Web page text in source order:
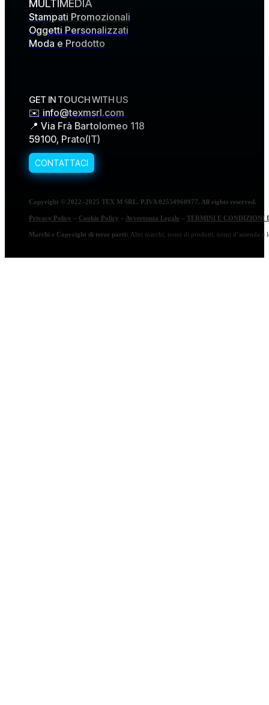
MULTIMEDIA
Stampati Promozionali
Oggetti Personalizzati
Moda e Prodotto
GET IN TOUCH WITH US
✉️ info@texmsrl.com
📍 Via Frà Bartolomeo 118
59100, Prato(IT)
Copyright © 2022–2025 TEX M SRL. P.IVA 02554960977. All rights reserved.
Privacy Policy – Cookie Policy – Avvertenza Legale – TERMINI E CONDIZIONI
Marchi e Copyright di terze parti: Altri marchi, nomi di prodotti, nomi d’azienda e